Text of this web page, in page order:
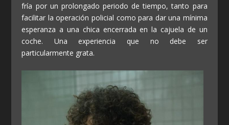
fría por un prolongado periodo de tiempo, tanto para
facilitar la operación policial como para dar una mínima
esperanza a una chica encerrada en la cajuela de un
coche. Una experiencia que no debe ser
particularmente grata.